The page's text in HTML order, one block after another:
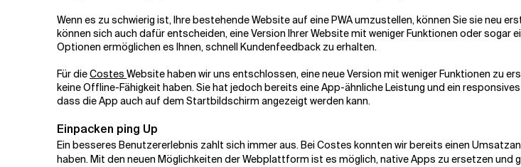
Wenn es zu schwierig ist, Ihre bestehende Website auf eine PWA umzustellen, können Sie sie neu
können sich auch dafür entscheiden, eine Version Ihrer Website mit weniger Funktionen oder
Optionen ermöglichen es Ihnen, schnell Kundenfeedback zu erhalten.
Für dieCostes Website haben wir uns entschlossen, eine neue Version mit weniger Funktionen zu
keine Offline-Fähigkeit haben. Sie hat jedoch bereits eine App-ähnliche Leistung und ein
dass die App auch auf dem Startbildschirm angezeigt werden kann.
Einpacken ping Up
Ein besseres Benutzererlebnis zahlt sich immer aus. Bei Costes konnten wir bereits einen
haben. Mit den neuen Möglichkeiten der Webplattform ist es möglich, native Apps zu ersetzen und